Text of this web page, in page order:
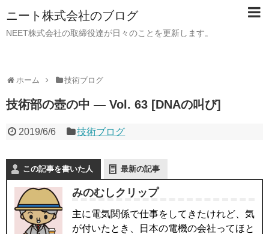
ニート株式会社のブログ
NEET株式会社の取締役達が日々のことを更新します。
ホーム 技術ブログ
技術部の壺の中 — Vol. 63 [DNAの叫び]
2019/6/6 技術ブログ
この記事を書いた人 最新の記事
みのむしクリップ
主に電気関係で仕事をしてきたけれど、気
が付いたとき、日本の電機の会社ってほと